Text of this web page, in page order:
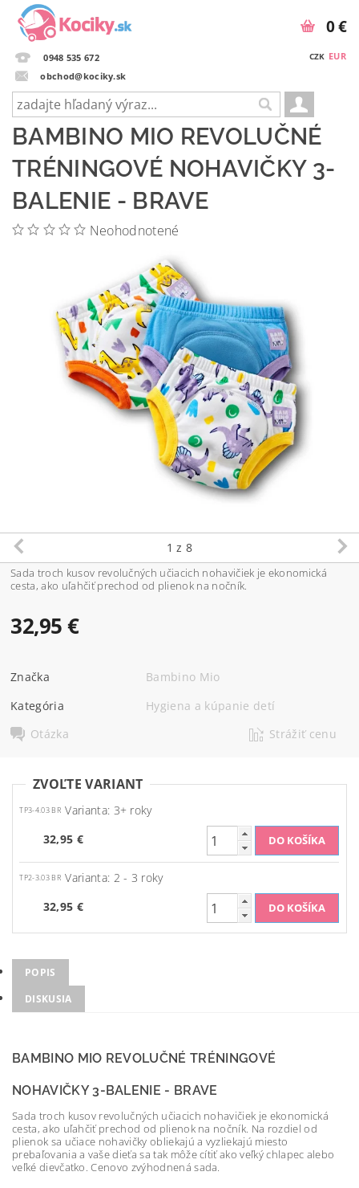
0948 535 672
obchod@kociky.sk
CZK EUR
0 €
BAMBINO MIO REVOLUČNÉ
TRÉNINGOVÉ NOHAVIČKY 3-
BALENIE - BRAVE
Neohodnotené
1 z 8
Sada troch kusov revolučných učiacich nohavičiek je ekonomická
cesta, ako uľahčiť prechod od plienok na nočník.
32,95 €
Značka
Bambino Mio
Kategória
Hygiena a kúpanie detí
Otázka
Strážiť cenu
ZVOĽTE VARIANT
TP3-4.03 BR Varianta: 3+ roky
32,95 €
TP2-3.03 BR Varianta: 2 - 3 roky
32,95 €
POPIS
DISKUSIA
BAMBINO MIO REVOLUČNÉ TRÉNINGOVÉ
NOHAVIČKY 3-BALENIE - BRAVE
Sada troch kusov revolučných učiacich nohavičiek je ekonomická
cesta, ako uľahčiť prechod od plienok na nočník. Na rozdiel od
plienok sa učiace nohavičky obliekajú a vyzliekajú miesto
prebaľovania a vaše dieťa sa tak môže cítiť ako veľký chlapec alebo
veľké dievčatko. Cenovo zvýhodnená sada.